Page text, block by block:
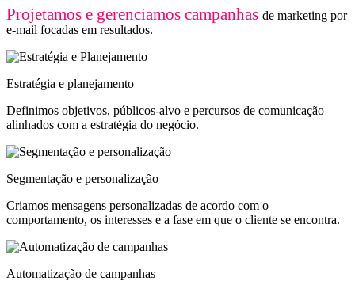
Projetamos e gerenciamos campanhas de marketing por
e-mail focadas em resultados.
Estratégia e planejamento
Definimos objetivos, públicos-alvo e percursos de comunicação
alinhados com a estratégia do negócio.
Segmentação e personalização
Criamos mensagens personalizadas de acordo com o
comportamento, os interesses e a fase em que o cliente se encontra.
Automatização de campanhas